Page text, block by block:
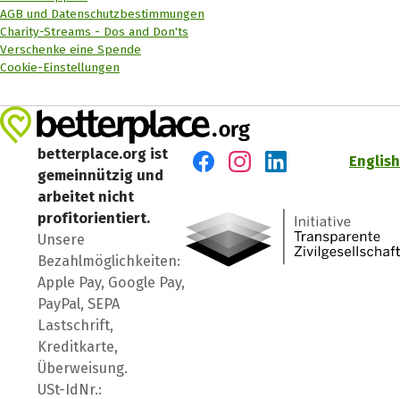
AGB und Datenschutzbestimmungen
Charity-Streams - Dos and Don'ts
Verschenke eine Spende
Cookie-Einstellungen
betterplace.org ist
gemeinnützig und
arbeitet nicht
profitorientiert.
Unsere
Bezahlmöglichkeiten:
Apple Pay, Google Pay,
PayPal, SEPA
Lastschrift,
Kreditkarte,
Überweisung.
USt-IdNr.:
English